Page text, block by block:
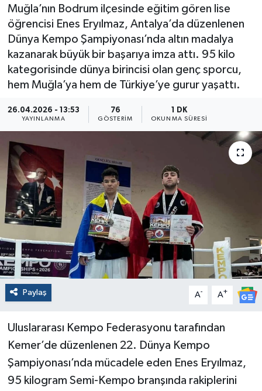
Muğla’nın Bodrum ilçesinde eğitim gören lise
öğrencisi Enes Eryılmaz, Antalya’da düzenlenen
Dünya Kempo Şampiyonası’nda altın madalya
kazanarak büyük bir başarıya imza attı. 95 kilo
kategorisinde dünya birincisi olan genç sporcu,
hem Muğla’ya hem de Türkiye’ye gurur yaşattı.
26.04.2026 - 13:53
YAYINLANMA
76
GÖSTERIM
1 DK
OKUNMA SÜRESI
Paylaş A- A+
Uluslararası Kempo Federasyonu tarafından
Kemer’de düzenlenen 22. Dünya Kempo
Şampiyonası’nda mücadele eden Enes Eryılmaz,
95 kilogram Semi-Kempo branşında rakiplerini
Son Dakika Haberleri
Haber Arşivi